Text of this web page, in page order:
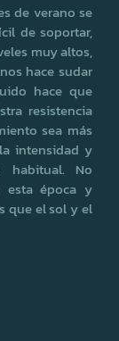
de verano se
de soportar,
muy altos,
hace sudar
hace que
resistencia
sea más
intensidad y
habitual. No
esta época y
que el sol y el